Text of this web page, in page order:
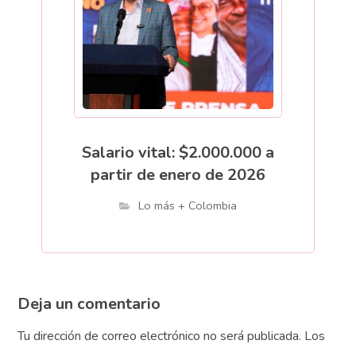
Salario vital: $2.000.000 a
partir de enero de 2026
Lo más + Colombia
Deja un comentario
Tu dirección de correo electrónico no será publicada. Los